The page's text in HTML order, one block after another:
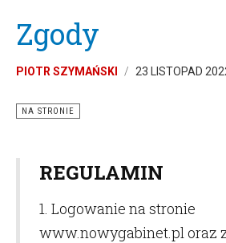
Zgody
PIOTR SZYMAŃSKI 23 LISTOPAD
NA STRONIE
REGULAMIN
1. Logowanie na stronie
www.nowygabinet.pl oraz